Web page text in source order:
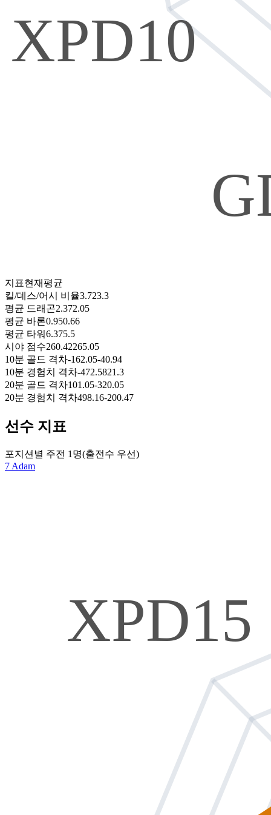
XPD10
지표현재평균
킬/데스/어시 비율3.723.3
평균 드래곤2.372.05
평균 바론0.950.66
평균 타워6.375.5
시야 점수260.42265.05
10분 골드 격차-162.05-40.94
10분 경험치 격차-472.5821.3
20분 골드 격차101.05-320.05
20분 경험치 격차498.16-200.47
선수 지표
포지션별 주전 1명(출전수 우선)
7 Adam
XPD15